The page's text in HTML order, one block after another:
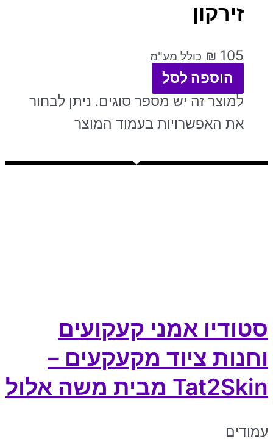
זירקון
₪ 105 כולל מע"מ
הוספה לסל
למוצר זה יש מספר סוגים. ניתן לבחור
את האפשרויות בעמוד המוצר
סטודיו אמני קעקועים
וחנות ציוד מקעקעים –
Tat2Skin מבית משה אלול
עמודים